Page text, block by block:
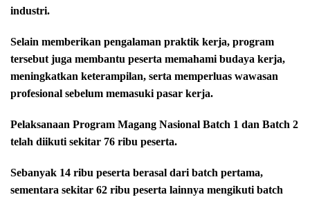
industri.
Selain memberikan pengalaman praktik kerja, program
tersebut juga membantu peserta memahami budaya kerja,
meningkatkan keterampilan, serta memperluas wawasan
profesional sebelum memasuki pasar kerja.
Pelaksanaan Program Magang Nasional Batch 1 dan Batch 2
telah diikuti sekitar 76 ribu peserta.
Sebanyak 14 ribu peserta berasal dari batch pertama,
sementara sekitar 62 ribu peserta lainnya mengikuti batch